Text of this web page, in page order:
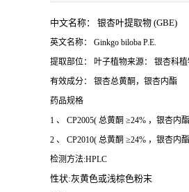
中文名称： 银杏叶提取物 (GBE)
英文名称： Ginkgo biloba P.E.
提取部位： 叶子植物来源： 银杏科
有效成分： 银杏总黄酮，银杏内酯
药品规格
1 、 CP2005( 总黄酮 ≥24% ，银杏内酯
2 、 CP2010( 总黄酮 ≥24% ，银杏内酯
检测方法:HPLC
性状:灰黄色或浅棕色粉末